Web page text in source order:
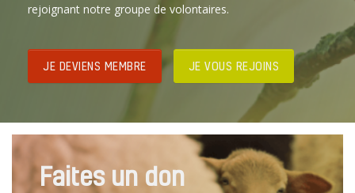
rejoignant notre groupe de volontaires.
JE DEVIENS MEMBRE JE VOUS REJOINS
Faites un don